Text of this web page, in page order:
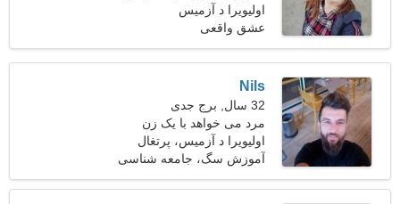
اولیویرا د آزمیس
عشق واقعی
Nils
32 سال, برج جدی
مرد می خواهد با یک زن
ملاقات کند 25-29
اولیویرا د آزمیس، پرتغال
آموزش سگ، جامعه شناسی